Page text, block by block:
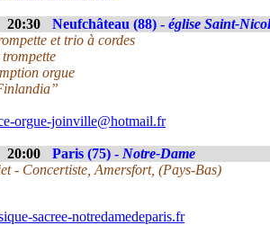
20:30 Neufchâteau (88) - église Saint-
et trio à cordes
orgue
orgue-joinville@hotmail.fr
20:00 Paris (75) - Notre-Dame
- Concertiste, Amersfort, (Pays-Bas)
sacree-notredamedeparis.fr